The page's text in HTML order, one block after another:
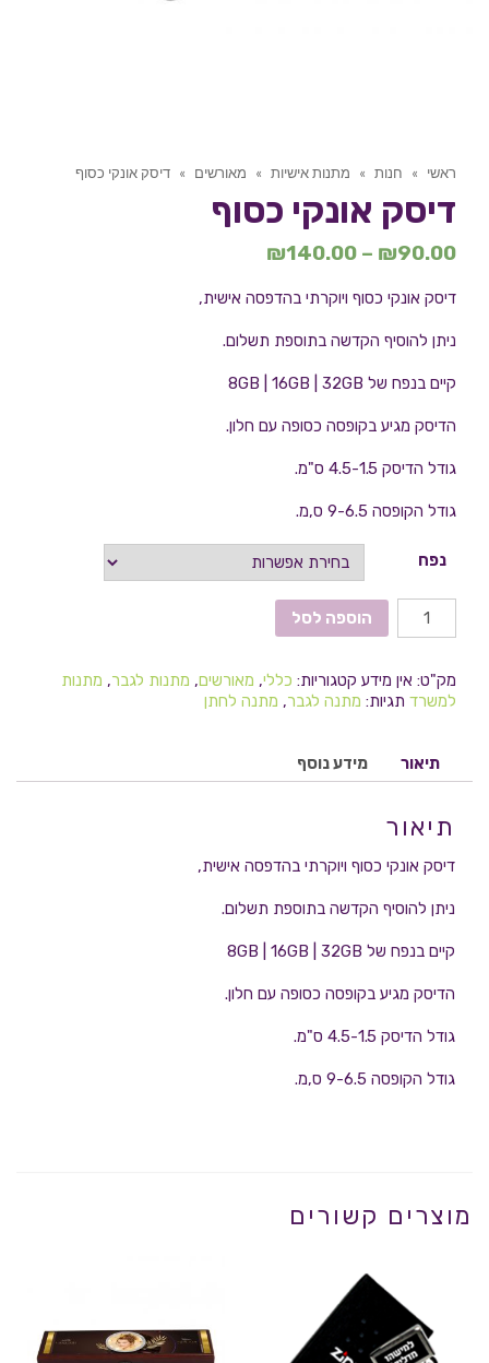
ראשי » חנות » מתנות אישיות » מאורשים » דיסק אונקי כסוף
דיסק אונקי כסוף
₪90.00
–
₪140.00
דיסק אונקי כסוף ויוקרתי בהדפסה אישית,
ניתן להוסיף הקדשה בתוספת תשלום.
קיים בנפח של 8GB | 16GB | 32GB
הדיסק מגיע בקופסה כסופה עם חלון.
גודל הדיסק 4.5-1.5 ס"מ.
גודל הקופסה 9-6.5 ס,מ.
נפח
הוספה לסל
מק"ט: אין מידע קטגוריות: כללי, מאורשים, מתנות לגבר, מתנות
למשרד תגיות: מתנה לגבר, מתנה לחתן
תיאור מידע נוסף
תיאור
דיסק אונקי כסוף ויוקרתי בהדפסה אישית,
ניתן להוסיף הקדשה בתוספת תשלום.
קיים בנפח של 8GB | 16GB | 32GB
הדיסק מגיע בקופסה כסופה עם חלון.
גודל הדיסק 4.5-1.5 ס"מ.
גודל הקופסה 9-6.5 ס,מ.
מוצרים קשורים